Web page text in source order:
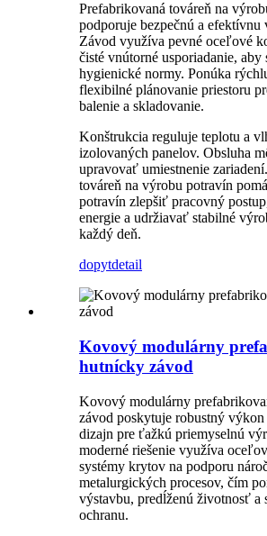
Prefabrikovaná továreň na
podporuje bezpečnú a efektívnu
Závod využíva pevné oceľové
čisté vnútorné usporiadanie, aby
hygienické normy. Ponúka
flexibilné plánovanie priestoru
balenie a skladovanie.
Konštrukcia reguluje teplotu a
izolovaných panelov. Obsluha
upravovať umiestnenie
továreň na výrobu potravín
potravín zlepšiť pracovný
energie a udržiavať stabilné
každý deň.
dopytdetail
Kovový modulárny
hutnícky závod
Kovový modulárny
závod poskytuje robustný
dizajn pre ťažkú ​​priemyselnú
moderné riešenie využíva
systémy krytov na podporu
metalurgických procesov, čím
výstavbu, predĺženú životnosť a
ochranu.